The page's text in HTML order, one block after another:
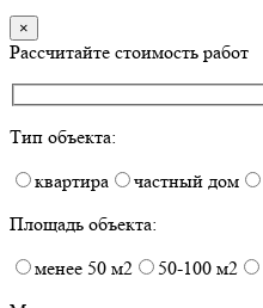
×
Рассчитайте стоимость работ
Тип объекта:
квартира
частный дом
Площадь объекта:
менее 50 м2
50-100 м2